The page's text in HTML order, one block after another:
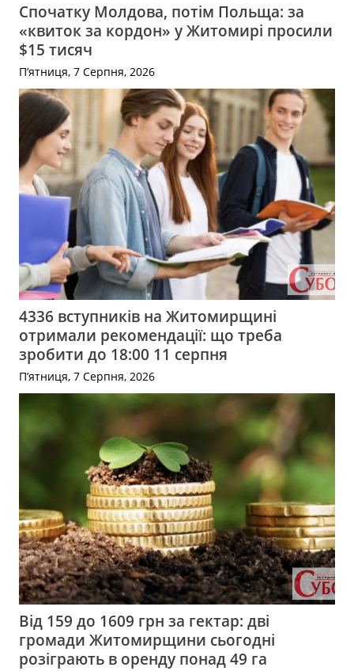
Спочатку Молдова, потім Польща: за
«квиток за кордон» у Житомирі просили
$15 тисяч
П’ятниця, 7 Серпня, 2026
4336 вступників на Житомирщині
отримали рекомендації: що треба
зробити до 18:00 11 серпня
П’ятниця, 7 Серпня, 2026
Від 159 до 1609 грн за гектар: дві
громади Житомирщини сьогодні
розіграють в оренду понад 49 га